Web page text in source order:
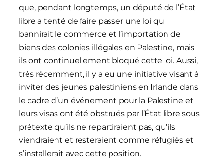
que, pendant longtemps, un député de l’État
libre a tenté de faire passer une loi qui
bannirait le commerce et l’importation de
biens des colonies illégales en Palestine, mais
ils ont continuellement bloqué cette loi. Aussi,
très récemment, il y a eu une initiative visant à
inviter des jeunes palestiniens en Irlande dans
le cadre d’un événement pour la Palestine et
leurs visas ont été obstrués par l’État libre sous
prétexte qu’ils ne repartiraient pas, qu’ils
viendraient et resteraient comme réfugiés et
s’installerait avec cette position.